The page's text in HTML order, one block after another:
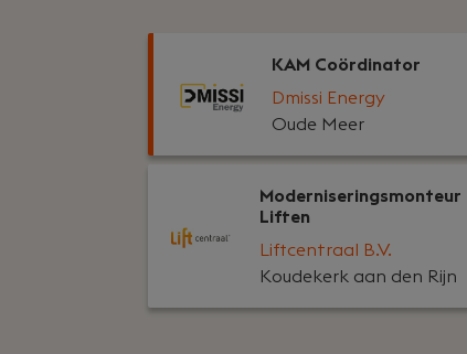
KAM Coördinator
Dmissi Energy
Oude Meer
Moderniseringsmonteur
Liften
Liftcentraal B.V.
Koudekerk aan den Rijn